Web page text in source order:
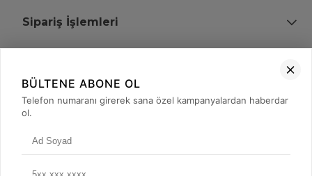
Sipariş İşlemleri
+90 (850) 473 08 08
BÜLTENE ABONE OL
Telefon numaranı girerek sana özel kampanyalardan haberdar
ol.